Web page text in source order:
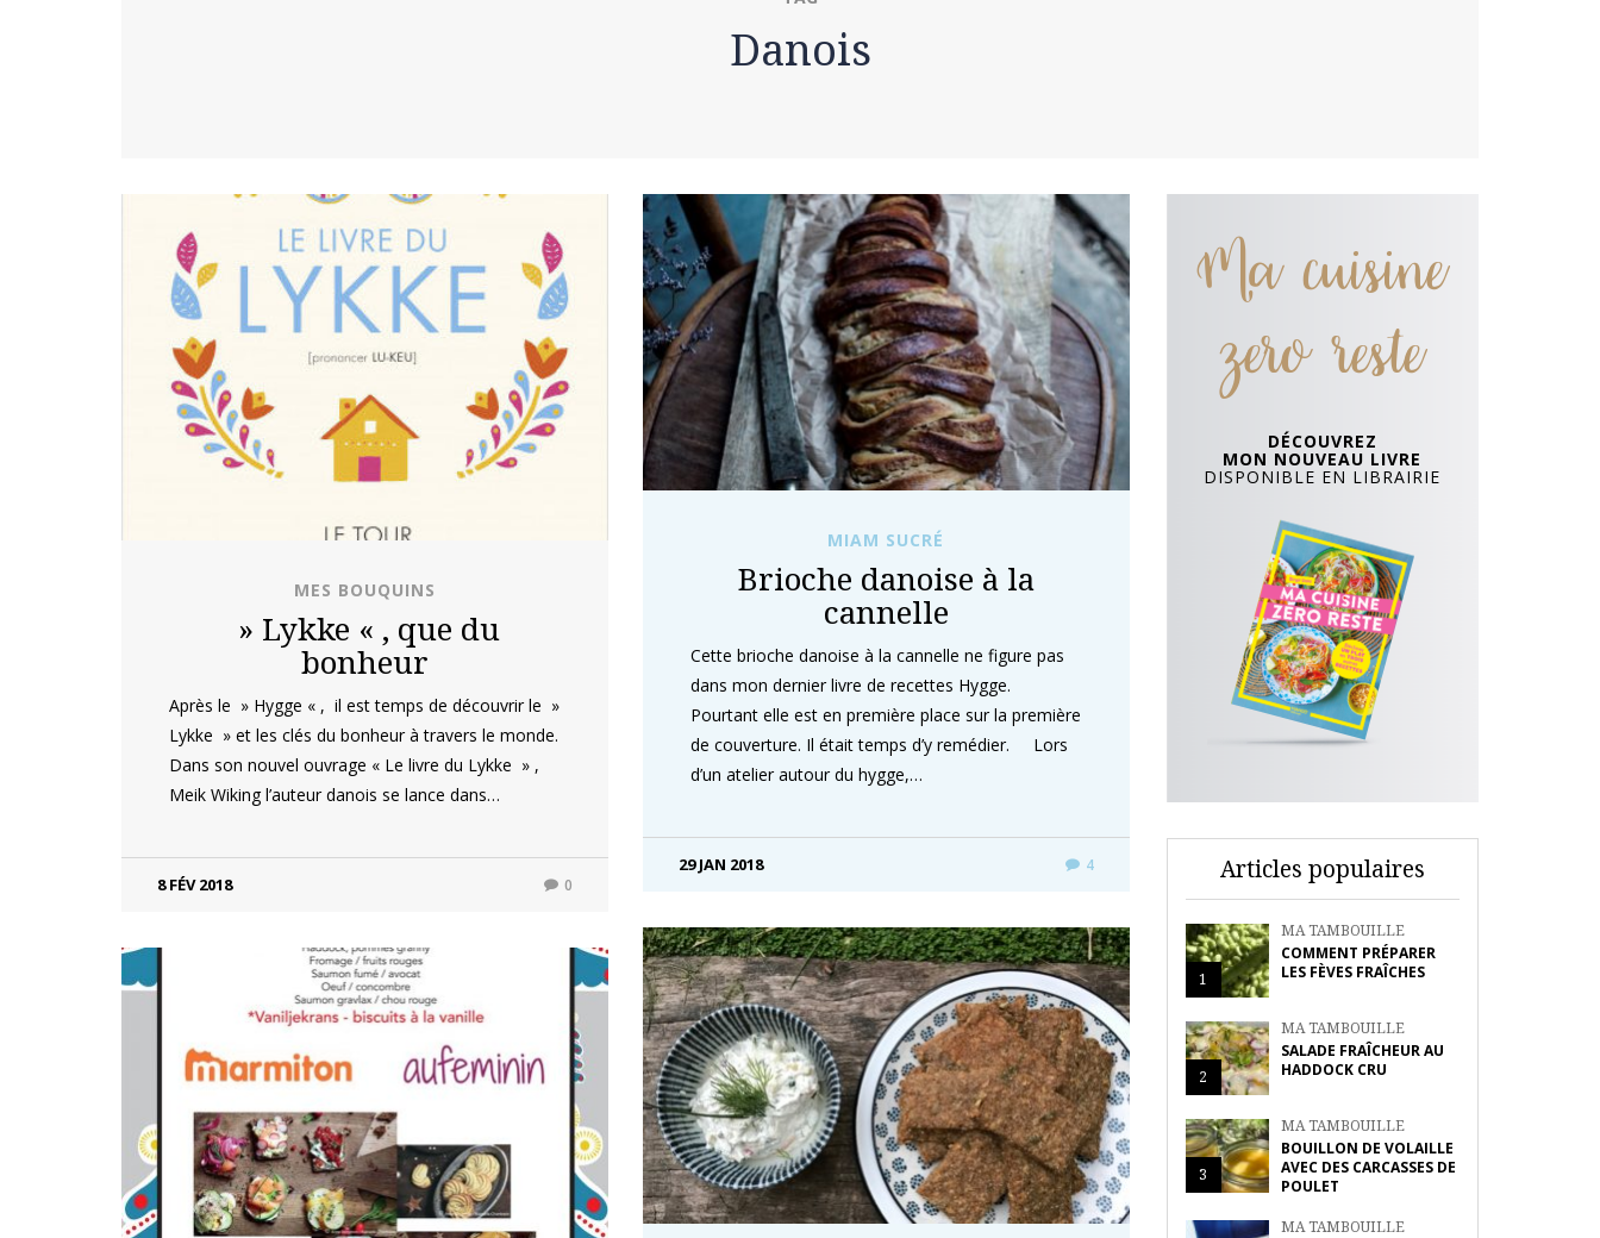
Danois
MES BOUQUINS
» Lykke « , que du
bonheur
Après le » Hygge « , il est temps de découvrir le »
Lykke » et les clés du bonheur à travers le monde.
Dans son nouvel ouvrage « Le livre du Lykke » ,
Meik Wiking l’auteur danois se lance dans…
8 FÉV 2018 0
MIAM SUCRÉ
Brioche danoise à la
cannelle
Cette brioche danoise à la cannelle ne figure pas
dans mon dernier livre de recettes Hygge.
Pourtant elle est en première place sur la première
de couverture. Il était temps d’y remédier. Lors
d’un atelier autour du hygge,…
29 JAN 2018 4
Ma cuisine
zero reste
DÉCOUVREZ
MON NOUVEAU LIVRE
DISPONIBLE EN LIBRAIRIE
Articles populaires
1
MA TAMBOUILLE
COMMENT PRÉPARER
LES FÈVES FRAÎCHES
2
MA TAMBOUILLE
SALADE FRAÎCHEUR AU
HADDOCK CRU
3
MA TAMBOUILLE
BOUILLON DE VOLAILLE
AVEC DES CARCASSES DE
POULET
MA TAMBOUILLE